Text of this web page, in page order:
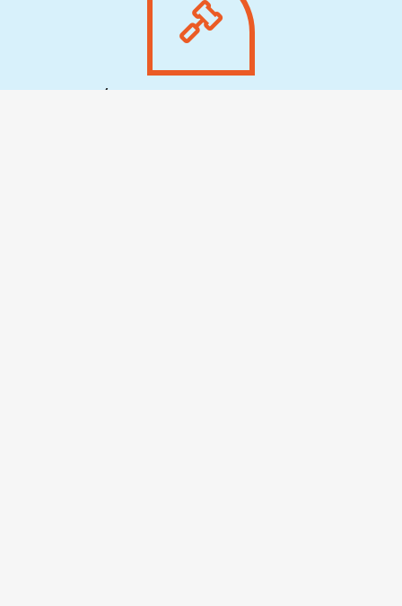
Známe platnou legislativu